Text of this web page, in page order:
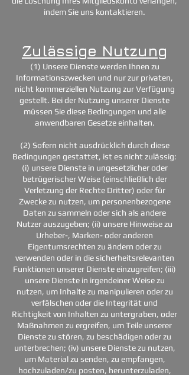
indem Sie uns kontaktieren.
Zulässige Nutzung
(1) Unsere Dienste werden Ihnen zu
Informationszwecken und nur zur privaten,
nicht kommerziellen Nutzung zur Verfügung
gestellt. Bei der Nutzung unserer Dienste
müssen Sie diese Bedingungen und alle
anwendbaren Gesetze einhalten.
(2) Sofern nicht ausdrücklich durch diese
Bedingungen gestattet, ist es nicht zulässig:
(i) unsere Dienste in ungesetzlicher oder
betrügerischer Weise (einschließlich der
Verletzung der Rechte Dritter) oder für
Zwecke zu nutzen, um personenbezogene
Daten zu sammeln oder sich als andere
Nutzer auszugeben; (ii) unsere Hinweise zu
Urheber-, Marken- oder anderen
Eigentumsrechten zu ändern oder zu
verwenden oder in die sicherheitsrelevanten
Funktionen unserer Dienste einzugreifen; (iii)
unsere Dienste in irgendeiner Weise zu
nutzen, um Inhalte zu manipulieren oder zu
verfälschen oder die Integrität und
Richtigkeit von Inhalten zu untergraben, oder
Maßnahmen zu ergreifen, um Teile unserer
Dienste zu stören, zu beschädigen oder zu
unterbrechen; (iv) unsere Dienste zu nutzen,
um Material zu senden, zu empfangen,
hochzuladen/zu posten, herunterzuladen,